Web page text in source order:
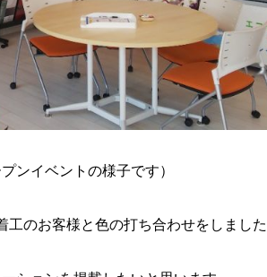
ンイベントの様子です）
工のお客様と色の打ち合わせをしまし